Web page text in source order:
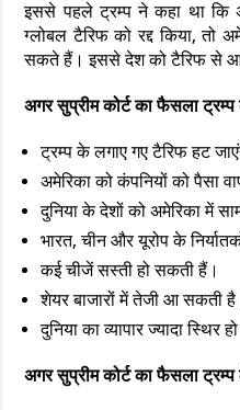
इससे पहले ट्रम्प ने कहा था कि
ग्लोबल टैरिफ को रद्द किया, तो
सकते हैं। इससे देश को टैरिफ से
अगर सुप्रीम कोर्ट का फैसला
ट्रम्प के लगाए गए टैरिफ हट
अमेरिका को कंपनियों को पैसा
दुनिया के देशों को अमेरिका में
भारत, चीन और यूरोप के
कई चीजें सस्ती हो सकती हैं।
शेयर बाजारों में तेजी आ सकती
दुनिया का व्यापार ज्यादा स्थिर
अगर सुप्रीम कोर्ट का फैसला